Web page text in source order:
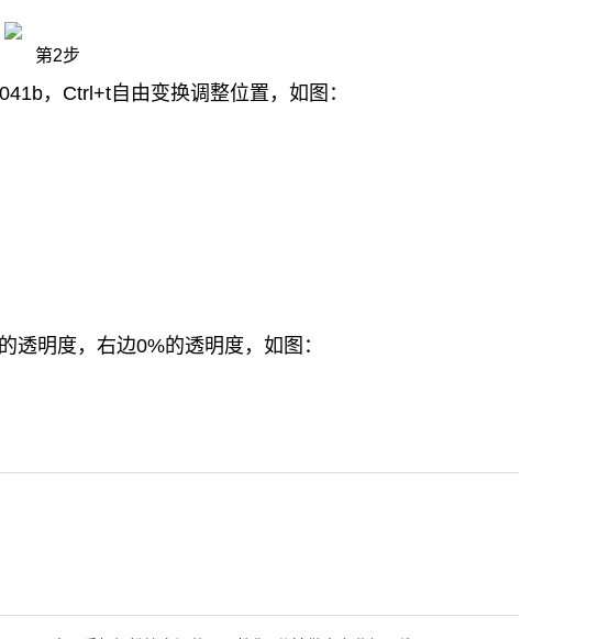
第2步
，Ctrl+t自由变换调整位置，如图：
透明度，右边0%的透明度，如图：